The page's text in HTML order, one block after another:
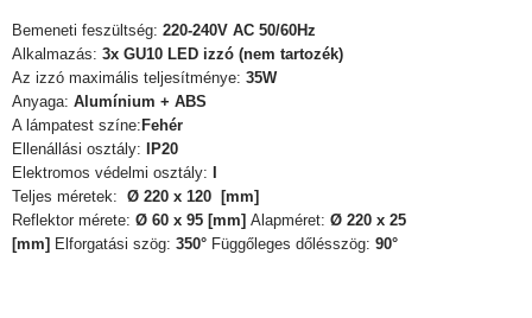
Bemeneti feszültség: 220-240V AC 50/60Hz
Alkalmazás: 3x GU10 LED izzó (nem tartozék)
Az izzó maximális teljesítménye: 35W
Anyaga: Alumínium + ABS
A lámpatest színe:Fehér
Ellenállási osztály: IP20
Elektromos védelmi osztály: I
Teljes méretek: Ø 220 x 120 [mm]
Reflektor mérete: Ø 60 x 95 [mm] Alapméret: Ø 220 x 25
[mm] Elforgatási szög: 350° Függőleges dőlésszög: 90°